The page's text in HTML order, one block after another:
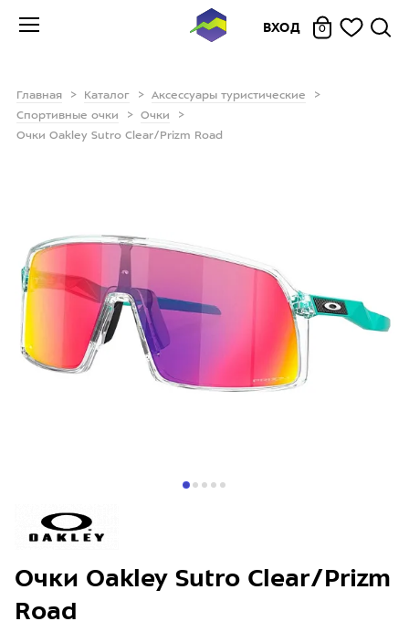
ВХОД 0
Главная Каталог
Аксессуары туристические
Спортивные очки
Очки
Очки Oakley Sutro Clear/Prizm Road
Очки Oakley Sutro Clear/Prizm
Road